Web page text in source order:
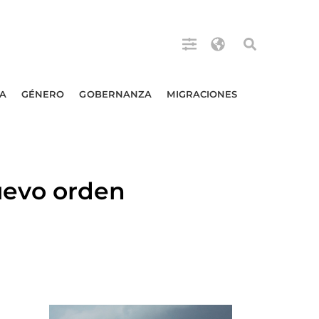
GÉNERO GOBERNANZA MIGRACIONES
orden